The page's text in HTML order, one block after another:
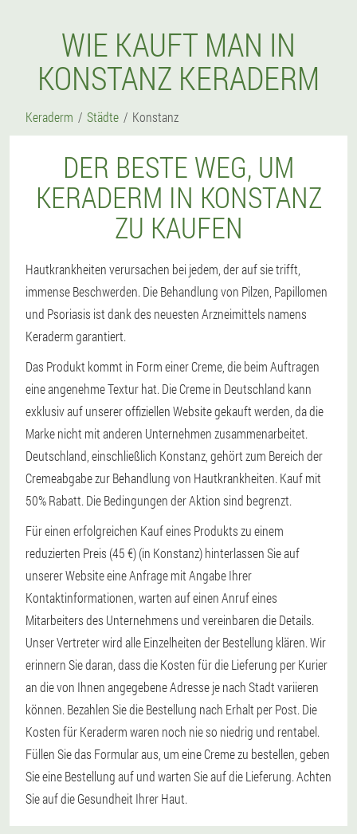
WIE KAUFT MAN IN
KONSTANZ KERADERM
Keraderm Städte Konstanz
DER BESTE WEG, UM
KERADERM IN KONSTANZ
ZU KAUFEN
Hautkrankheiten verursachen bei jedem, der auf sie trifft,
immense Beschwerden. Die Behandlung von Pilzen, Papillomen
und Psoriasis ist dank des neuesten Arzneimittels namens
Keraderm garantiert.
Das Produkt kommt in Form einer Creme, die beim Auftragen
eine angenehme Textur hat. Die Creme in Deutschland kann
exklusiv auf unserer offiziellen Website gekauft werden, da die
Marke nicht mit anderen Unternehmen zusammenarbeitet.
Deutschland, einschließlich Konstanz, gehört zum Bereich der
Cremeabgabe zur Behandlung von Hautkrankheiten. Kauf mit
50% Rabatt. Die Bedingungen der Aktion sind begrenzt.
Für einen erfolgreichen Kauf eines Produkts zu einem
reduzierten Preis (45 €) (in Konstanz) hinterlassen Sie auf
unserer Website eine Anfrage mit Angabe Ihrer
Kontaktinformationen, warten auf einen Anruf eines
Mitarbeiters des Unternehmens und vereinbaren die Details.
Unser Vertreter wird alle Einzelheiten der Bestellung klären. Wir
erinnern Sie daran, dass die Kosten für die Lieferung per Kurier
an die von Ihnen angegebene Adresse je nach Stadt variieren
können. Bezahlen Sie die Bestellung nach Erhalt per Post. Die
Kosten für Keraderm waren noch nie so niedrig und rentabel.
Füllen Sie das Formular aus, um eine Creme zu bestellen, geben
Sie eine Bestellung auf und warten Sie auf die Lieferung. Achten
Sie auf die Gesundheit Ihrer Haut.